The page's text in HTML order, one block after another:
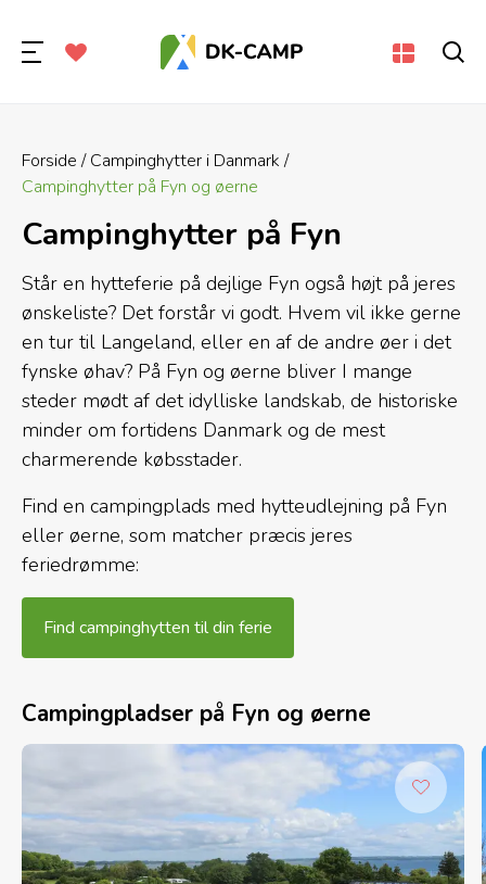
Forside
Campinghytter i Danmark
Campinghytter på Fyn og øerne
Campinghytter på Fyn
Står en hytteferie på dejlige Fyn også højt på jeres
ønskeliste? Det forstår vi godt. Hvem vil ikke gerne
en tur til Langeland, eller en af de andre øer i det
fynske øhav? På Fyn og øerne bliver I mange
steder mødt af det idylliske landskab, de historiske
minder om fortidens Danmark og de mest
charmerende købsstader.
Find en campingplads med hytteudlejning på Fyn
eller øerne, som matcher præcis jeres
feriedrømme:
Find campinghytten til din ferie
Campingpladser på Fyn og øerne